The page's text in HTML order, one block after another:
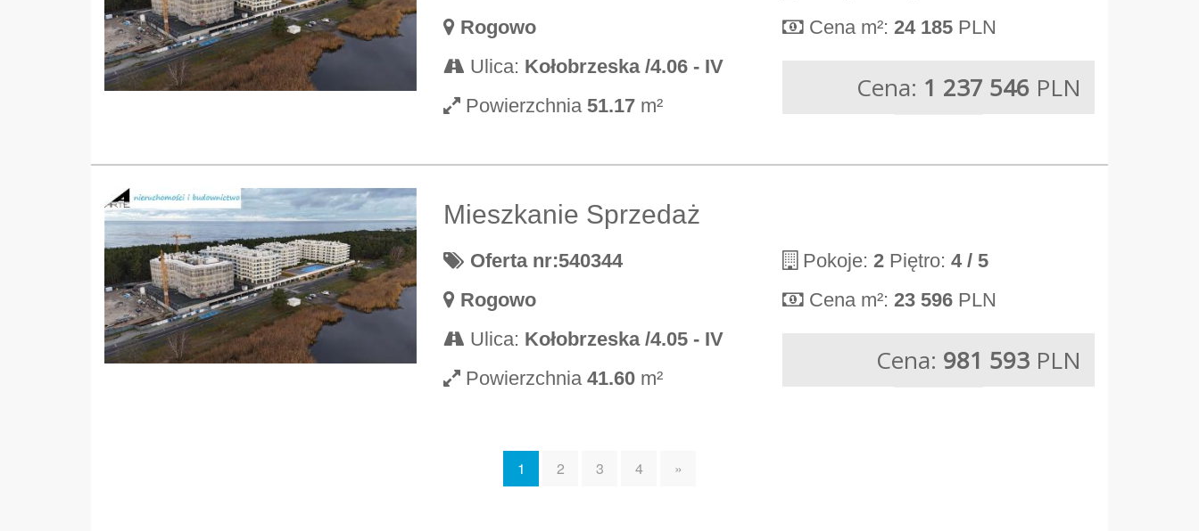
Rogowo
Ulica: Kołobrzeska /4.06 - IV
Powierzchnia 51.17 m²
Cena m²: 24 185 PLN
Cena: 1 237 546 PLN
Mieszkanie Sprzedaż
Oferta nr:540344
Rogowo
Ulica: Kołobrzeska /4.05 - IV
Powierzchnia 41.60 m²
Pokoje: 2 Piętro: 4 / 5
Cena m²: 23 596 PLN
Cena: 981 593 PLN
1 2 3 4 »